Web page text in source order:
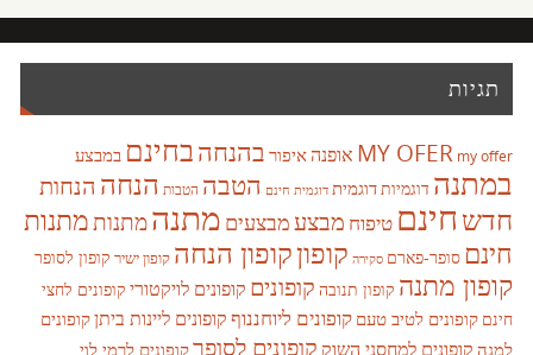
תגיות
MY OFER my offer אופנהאיפור בהנחהבחינם במבצע
במתנה דוגמיותדוגמית דוגמית חינם הטבה הטבות הנחה הנחות
חדשחינם טיפוח מבצעמבצעים מתנהמתנותמתנות
חינם סופר-פארם סקירה קופוןקופון הנחה קופון ישיר קופון לסופר
קופון מתנה קופון תנובה קופונים קופונים לויקטורי קופונים לחצי
חינם קופונים לטיב טעם קופונים ליוחננוףקופונים ליינות ביתןקופונים
למגה קופונים למחסני השוק קופונים לסופרקופונים לרמי לוי